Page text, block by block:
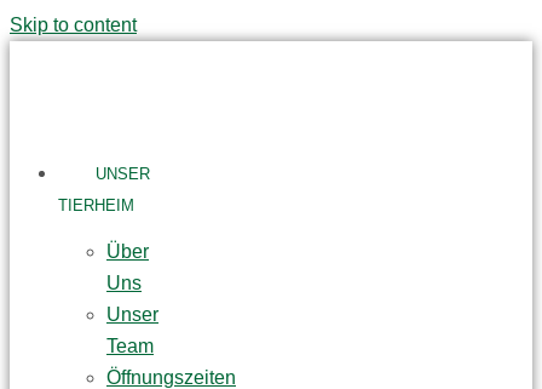
Skip to content
UNSER
TIERHEIM
Über
Uns
Unser
Team
Öffnungszeiten